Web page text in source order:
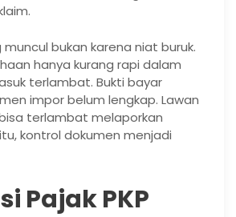
muncul bukan karena niat buruk.
hanya kurang rapi dalam
terlambat. Bukti bayar
impor belum lengkap. Lawan
terlambat melaporkan
kontrol dokumen menjadi
Pajak PKP